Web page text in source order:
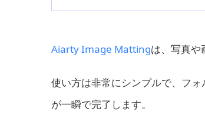
Aiarty Image Mattingは、写真や
使い方は非常にシンプルで、フ
が一瞬で完了します。